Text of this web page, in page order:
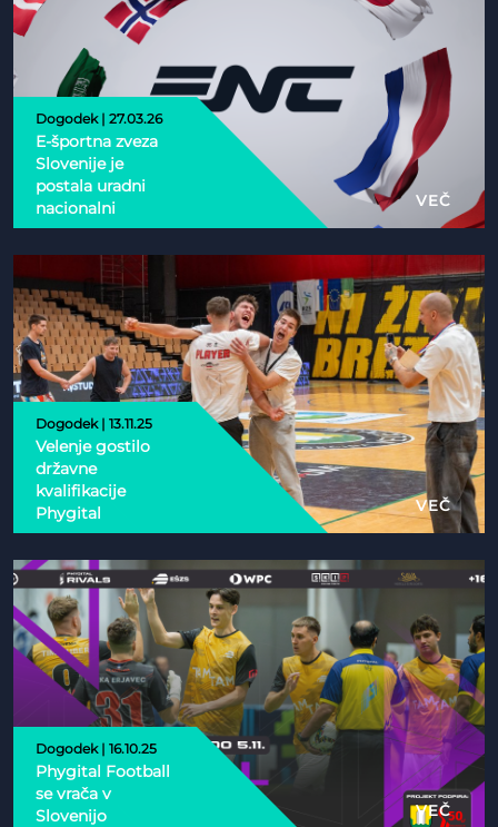
Dogodek | 27.03.26
E-športna zveza
Slovenije je
postala uradni
nacionalni
partner Esports
Nations Cup 2026
VEČ
Dogodek | 13.11.25
Velenje gostilo
državne
kvalifikacije
Phygital
VEČ
Dogodek | 16.10.25
Phygital Football
se vrača v
Slovenijo
VEČ